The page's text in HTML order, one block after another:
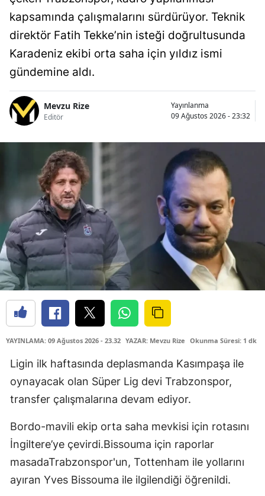
kapsamında çalışmalarını sürdürüyor. Teknik
direktör Fatih Tekke’nin isteği doğrultusunda
Karadeniz ekibi orta saha için yıldız ismi
gündemine aldı.
Mevzu Rize
Editör
Yayınlanma
09 Ağustos 2026 - 23:32
YAYINLAMA: 09 Ağustos 2026 - 23.32 YAZAR: Mevzu Rize Okunma Süresi: 1 dk
Ligin ilk haftasında deplasmanda Kasımpaşa ile
oynayacak olan Süper Lig devi Trabzonspor,
transfer çalışmalarına devam ediyor.
Bordo-mavili ekip orta saha mevkisi için rotasını
İngiltere’ye çevirdi.Bissouma için raporlar
masadaTrabzonspor'un, Tottenham ile yollarını
ayıran Yves Bissouma ile ilgilendiği öğrenildi.